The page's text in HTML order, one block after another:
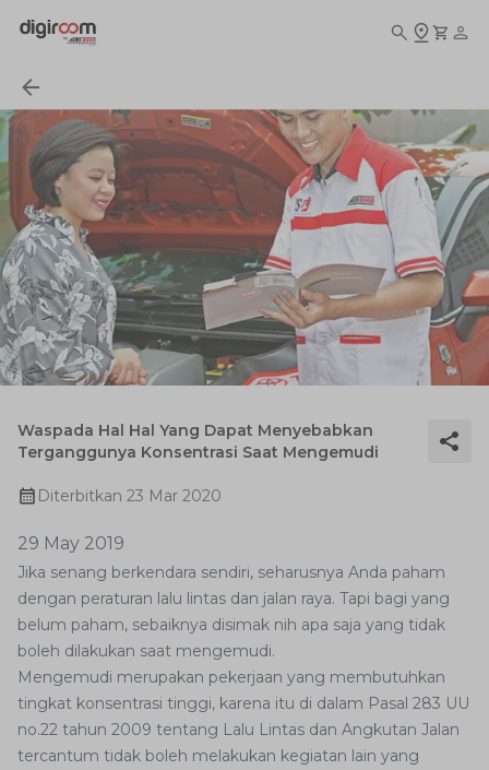
Waspada Hal Hal Yang Dapat Menyebabkan
Terganggunya Konsentrasi Saat Mengemudi
Diterbitkan 23 Mar 2020
29 May 2019
Jika senang berkendara sendiri, seharusnya Anda paham
dengan peraturan lalu lintas dan jalan raya. Tapi bagi yang
belum paham, sebaiknya disimak nih apa saja yang tidak
boleh dilakukan saat mengemudi.
Mengemudi merupakan pekerjaan yang membutuhkan
tingkat konsentrasi tinggi, karena itu di dalam Pasal 283 UU
no.22 tahun 2009 tentang Lalu Lintas dan Angkutan Jalan
tercantum tidak boleh melakukan kegiatan lain yang